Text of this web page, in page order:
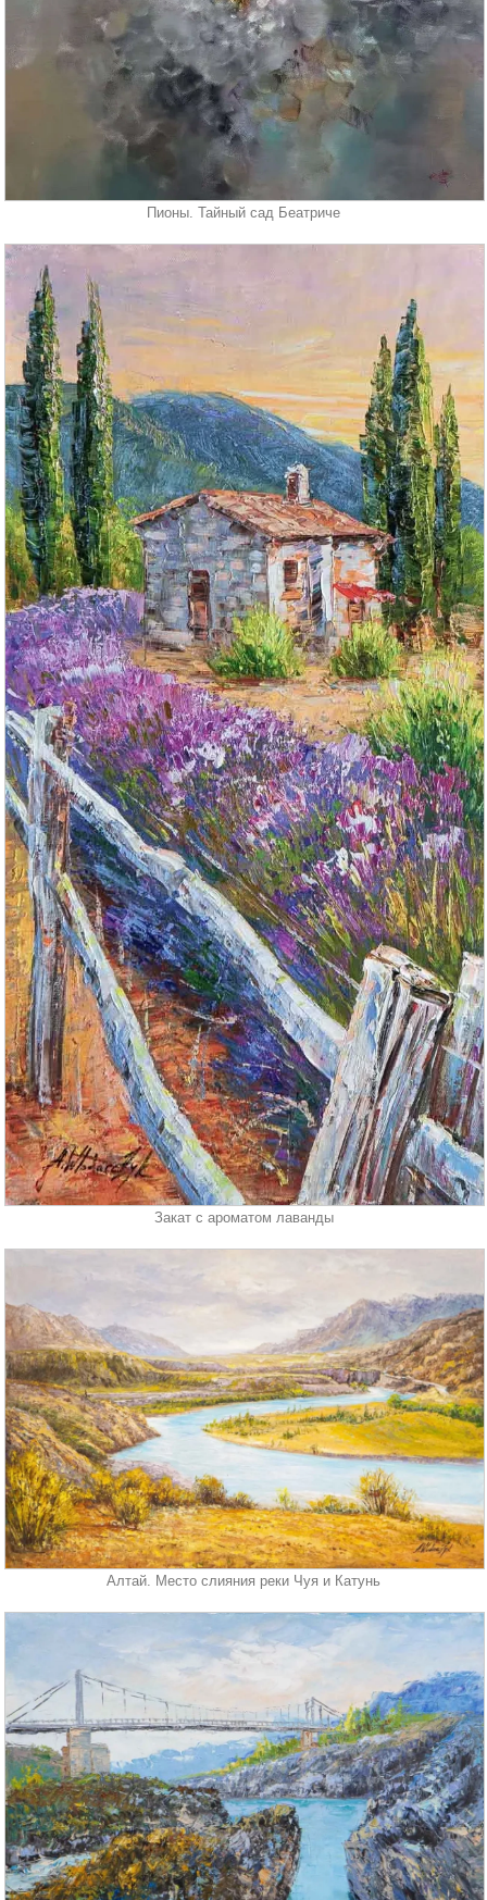
Пионы. Тайный сад Беатриче
Закат с ароматом лаванды
Алтай. Место слияния реки Чуя и Катунь